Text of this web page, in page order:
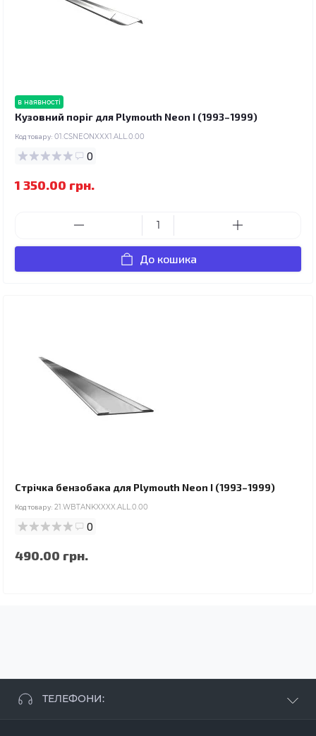
в наявності
Кузовний поріг для Plymouth Neon I (1993–1999)
Код товару: 01.CSNEONXXX1.ALL.0.00
0
1 350.00 грн.
До кошика
Стрічка бензобака для Plymouth Neon I (1993–1999)
Код товару: 21.WBTANKXXXX.ALL.0.00
0
490.00 грн.
ТЕЛЕФОНИ: